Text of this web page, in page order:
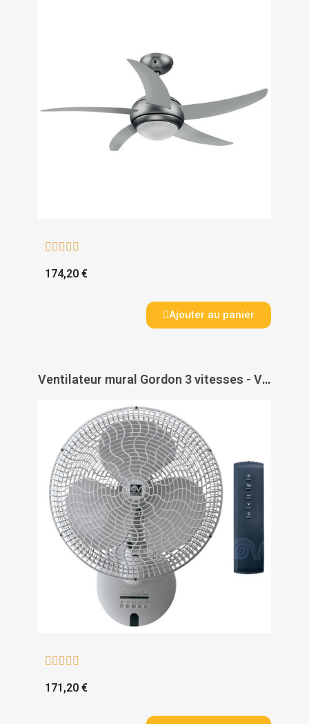
    
174,20 €
Ajouter au panier
Ventilateur mural Gordon 3 vitesses - VORTICE
    
171,20 €